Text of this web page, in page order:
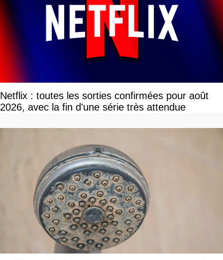
Netflix : toutes les sorties confirmées pour août
2026, avec la fin d'une série très attendue